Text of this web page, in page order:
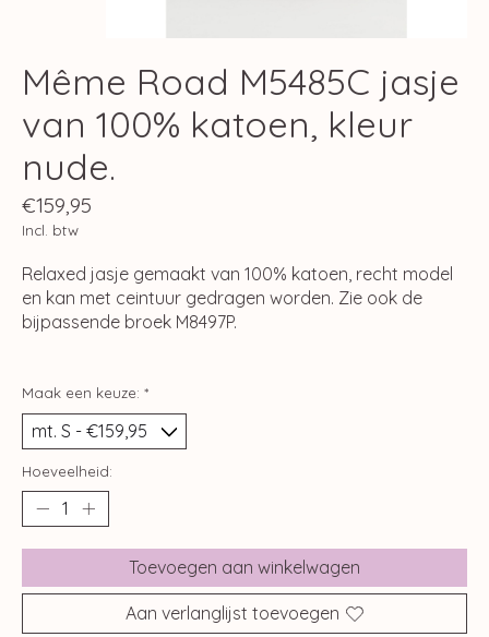
Même Road M5485C jasje
van 100% katoen, kleur
nude.
€159,95
Incl. btw
Relaxed jasje gemaakt van 100% katoen, recht model
en kan met ceintuur gedragen worden. Zie ook de
bijpassende broek M8497P.
Maak een keuze: *
Hoeveelheid:
Toevoegen aan winkelwagen
Aan verlanglijst toevoegen